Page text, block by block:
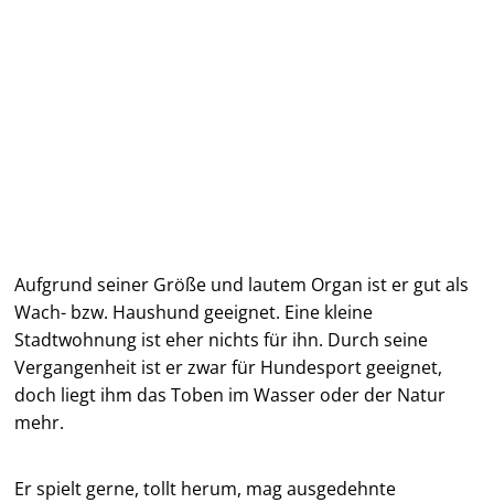
Aufgrund seiner Größe und lautem Organ ist er gut als
Wach- bzw. Haushund geeignet. Eine kleine
Stadtwohnung ist eher nichts für ihn. Durch seine
Vergangenheit ist er zwar für Hundesport geeignet,
doch liegt ihm das Toben im Wasser oder der Natur
mehr.
Er spielt gerne, tollt herum, mag ausgedehnte